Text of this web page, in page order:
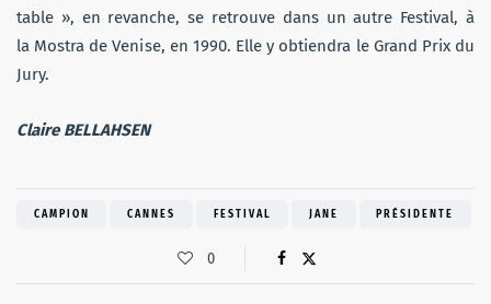
table », en revanche, se retrouve dans un autre Festival, à
la Mostra de Venise, en 1990. Elle y obtiendra le Grand Prix du
Jury.
Claire BELLAHSEN
CAMPION CANNES FESTIVAL JANE PRÉSIDENTE
0